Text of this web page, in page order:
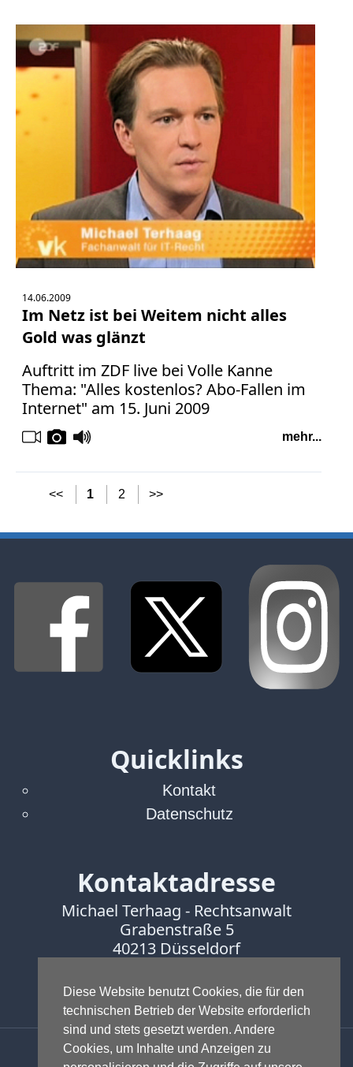
Diese Website benutzt Cookies, die für den
technischen Betrieb der Website erforderlich
sind und stets gesetzt werden. Andere
Cookies, um Inhalte und Anzeigen zu
14.06.2009
Im Netz ist bei Weitem nicht alles
Gold was glänzt
Auftritt im ZDF live bei Volle Kanne
Thema: "Alles kostenlos? Abo-Fallen im
Internet" am 15. Juni 2009
mehr...
<< 1 2 >>
Quicklinks
Kontakt
Datenschutz
Kontaktadresse
Michael Terhaag - Rechtsanwalt
Grabenstraße 5
40213 Düsseldorf
Fax:0211-16888601
Anwalt - Rechtsanwalt - Fachanwalt